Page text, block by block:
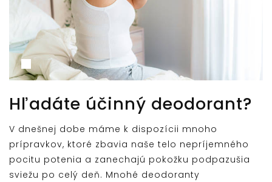
Hľadáte účinný deodorant?
V dnešnej dobe máme k dispozícii mnoho
prípravkov, ktoré zbavia naše telo nepríjemného
pocitu potenia a zanechajú pokožku podpazušia
sviežu po celý deň. Mnohé deodoranty